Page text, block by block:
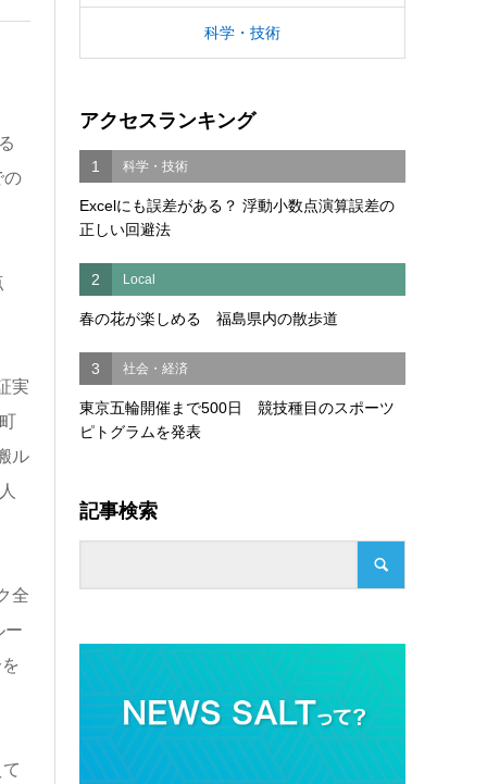
の
実
ル
全
ー
科学・技術
アクセスランキング
1 科学・技術
Excelにも誤差がある？ 浮動小数点演算誤差の
正しい回避法
2 Local
春の花が楽しめる 福島県内の散歩道
3 社会・経済
東京五輪開催まで500日 競技種目のスポーツ
ピトグラムを発表
記事検索